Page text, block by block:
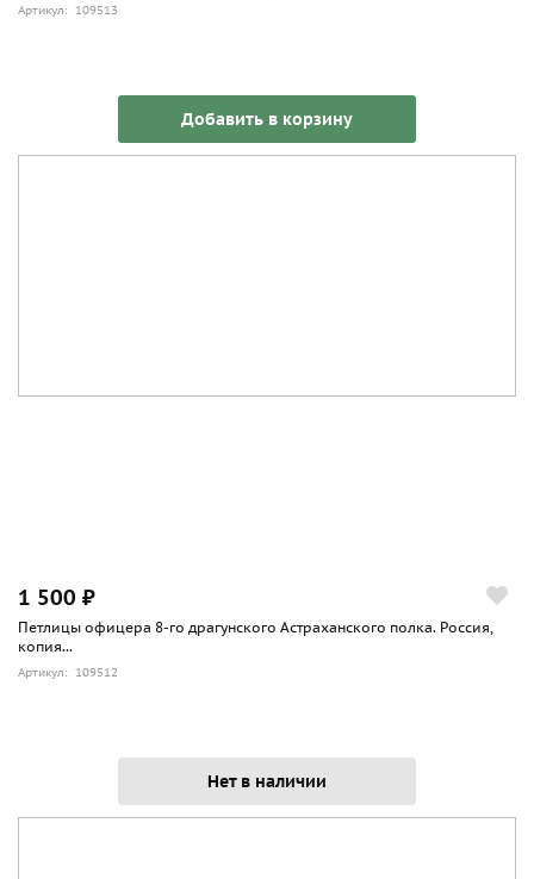
Артикул: 109513
Добавить в корзину
1 500 ₽
Петлицы офицера 8-го драгунского Астраханского полка. Россия,
копия...
Артикул: 109512
Нет в наличии